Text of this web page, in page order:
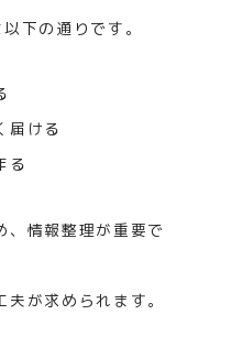
下の通りです。
届ける
る
、情報整理が重要で
が求められます。